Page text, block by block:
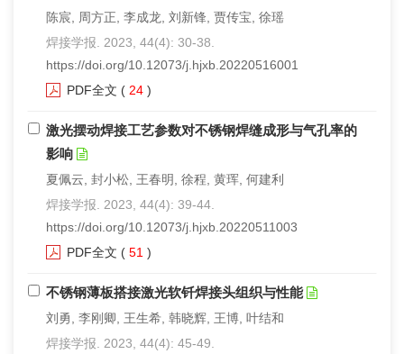
陈宸, 周方正, 李成龙, 刘新锋, 贾传宝, 徐瑶
焊接学报. 2023, 44(4): 30-38.
https://doi.org/10.12073/j.hjxb.20220516001
PDF全文 ( 24 )
激光摆动焊接工艺参数对不锈钢焊缝成形与气孔率的
影响
夏佩云, 封小松, 王春明, 徐程, 黄珲, 何建利
焊接学报. 2023, 44(4): 39-44.
https://doi.org/10.12073/j.hjxb.20220511003
PDF全文 ( 51 )
不锈钢薄板搭接激光软钎焊接头组织与性能
刘勇, 李刚卿, 王生希, 韩晓辉, 王博, 叶结和
焊接学报. 2023, 44(4): 45-49.